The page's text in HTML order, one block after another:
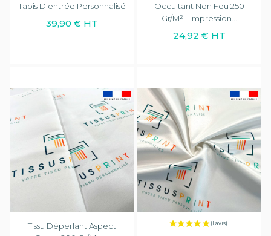
Tapis D'entrée Personnalisé
39,90 € HT
Occultant Non Feu 250
Gr/m² - Impression...
24,92 € HT
Tissu Déperlant Aspect